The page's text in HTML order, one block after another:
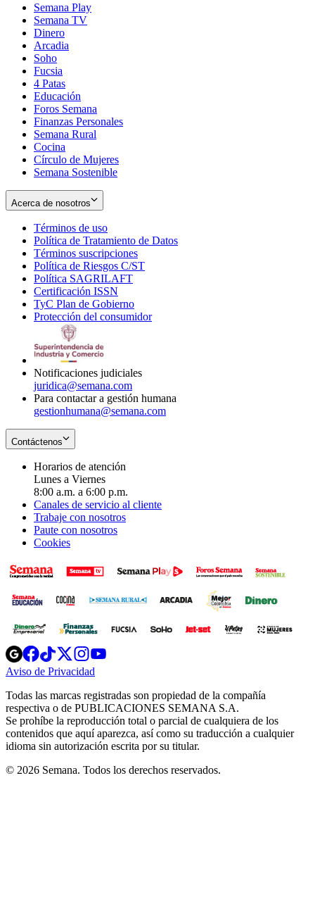
Semana Play
Semana TV
Dinero
Arcadia
Soho
in
new
window
Fucsia
in
new
window
4 Patas
Educación
Foros Semana
Finanzas Personales
Semana Rural
Cocina
Círculo de Mujeres
Semana Sostenible
Acerca de nosotros
Términos de uso
in
new
window
Política de Tratamiento de Datos
Términos suscripciones
in
Política de Riesgos C/ST
Política SAGRILAFT
new
window
Certificación ISSN
in
new
TyC Plan de Gobierno
in
Protección del consumidorOpens
Notificaciones judiciales
juridica@semana.com
Para contactar a gestión humana
gestionhumana@semana.com
Contáctenos
Horarios de atención
Lunes a Viernes
8:00 a.m. a 6:00 p.m.
Canales de servicio al cliente
Trabaje con nosotros
Paute con nosotros
Cookies
Opens
in
new
Opens
in
new
Opens
in
new
window
Opens
new
windowwindow
Aviso de Privacidad
new
window
Todas las marcas registradas son propiedad de la compañía
respectiva o de PUBLICACIONES SEMANA S.A.
Se prohíbe la reproducción total o parcial de cualquiera de los
contenidos que aquí aparezca, así como su traducción a cualquier
idioma sin autorización escrita por su titular.
© 2026 Semana. Todos los derechos reservados.